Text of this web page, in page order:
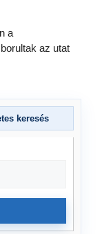
a
az utat
keresés